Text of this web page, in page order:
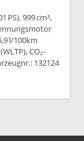
PS), 999 cm³,
l/100km
CO₂-
132124